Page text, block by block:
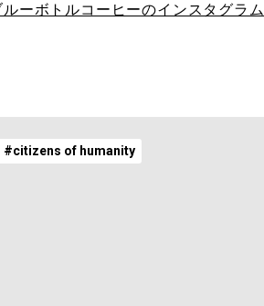
ルーボトルコーヒーのインスタグラム
#citizens of humanity